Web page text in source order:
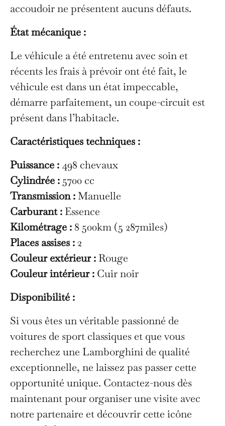
accoudoir ne présentent aucuns défauts.
État mécanique :
Le véhicule a été entretenu avec soin et
récents les frais à prévoir ont été fait, le
véhicule est dans un état impeccable,
démarre parfaitement, un coupe-circuit est
présent dans l’habitacle.
Caractéristiques techniques :
Puissance : 498 chevaux
Cylindrée : 5700 cc
Transmission :Manuelle
Carburant : Essence
Kilométrage : 8 500km (5 287miles)
Places assises :2
Couleur extérieur : Rouge
Couleur intérieur : Cuir noir
Disponibilité :
Si vous êtes un véritable passionné de
voitures de sport classiques et que vous
recherchez une Lamborghini de qualité
exceptionnelle, ne laissez pas passer cette
opportunité unique. Contactez-nous dès
maintenant pour organiser une visite avec
notre partenaire et découvrir cette icône